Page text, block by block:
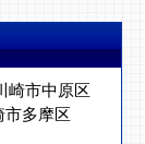
崎市中原区
市多摩区